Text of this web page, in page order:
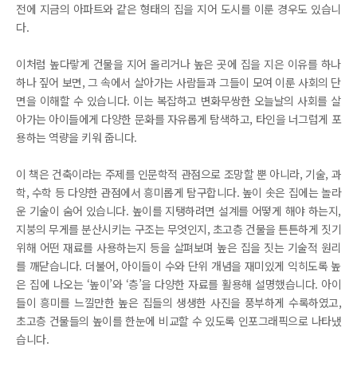
전에 지금의 아파트와 같은 형태의 집을 지어 도시를 이룬 경우도 있습니
다.
이처럼 높다랗게 건물을 지어 올리거나 높은 곳에 집을 지은 이유를 하나
하나 짚어 보면, 그 속에서 살아가는 사람들과 그들이 모여 이룬 사회의 단
면을 이해할 수 있습니다. 이는 복잡하고 변화무쌍한 오늘날의 사회를 살
아가는 아이들에게 다양한 문화를 자유롭게 탐색하고, 타인을 너그럽게 포
용하는 역량을 키워 줍니다.
이 책은 건축이라는 주제를 인문학적 관점으로 조망할 뿐 아니라, 기술, 과
학, 수학 등 다양한 관점에서 흥미롭게 탐구합니다. 높이 솟은 집에는 놀라
운 기술이 숨어 있습니다. 높이를 지탱하려면 설계를 어떻게 해야 하는지,
지붕의 무게를 분산시키는 구조는 무엇인지, 초고층 건물을 튼튼하게 짓기
위해 어떤 재료를 사용하는지 등을 살펴보며 높은 집을 짓는 기술적 원리
를 깨닫습니다. 더불어, 아이들이 수와 단위 개념을 재미있게 익히도록 높
은 집에 나오는 ‘높이’와 ‘층’을 다양한 자료를 활용해 설명했습니다. 아이
들이 흥미를 느낄만한 높은 집들의 생생한 사진을 풍부하게 수록하였고,
초고층 건물들의 높이를 한눈에 비교할 수 있도록 인포그래픽으로 나타냈
습니다.